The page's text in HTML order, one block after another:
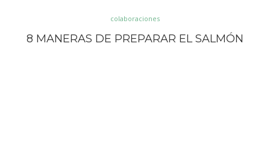
colaboraciones
8 MANERAS DE PREPARAR EL SALMÓN